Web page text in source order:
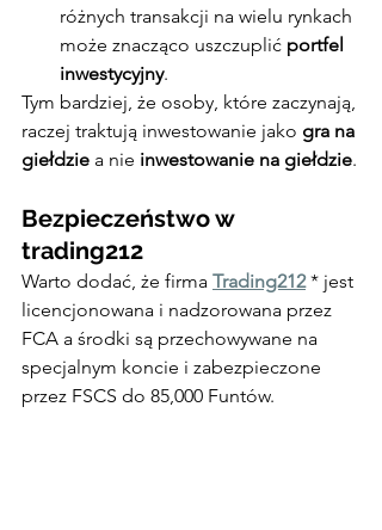
różnych transakcji na wielu rynkach
może znacząco uszczuplić portfel
inwestycyjny.
Tym bardziej, że osoby, które zaczynają,
raczej traktują inwestowanie jako gra na
giełdzie a nie inwestowanie na giełdzie.
Bezpieczeństwo w
trading212
Warto dodać, że firma Trading212 * jest
licencjonowana i nadzorowana przez
FCA a środki są przechowywane na
specjalnym koncie i zabezpieczone
przez FSCS do 85,000 Funtów.